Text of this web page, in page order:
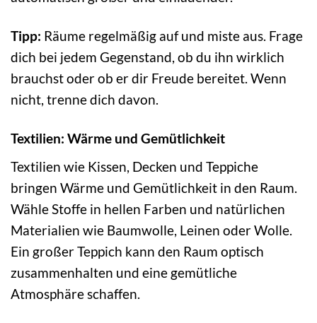
Tipp: Räume regelmäßig auf und miste aus. Frage
dich bei jedem Gegenstand, ob du ihn wirklich
brauchst oder ob er dir Freude bereitet. Wenn
nicht, trenne dich davon.
Textilien: Wärme und Gemütlichkeit
Textilien wie Kissen, Decken und Teppiche
bringen Wärme und Gemütlichkeit in den Raum.
Wähle Stoffe in hellen Farben und natürlichen
Materialien wie Baumwolle, Leinen oder Wolle.
Ein großer Teppich kann den Raum optisch
zusammenhalten und eine gemütliche
Atmosphäre schaffen.